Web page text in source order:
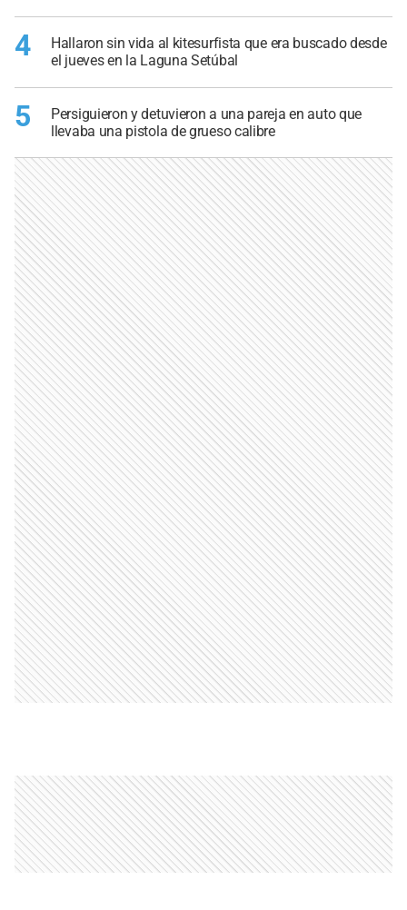
4
Hallaron sin vida al kitesurfista que era buscado desde
el jueves en la Laguna Setúbal
5
Persiguieron y detuvieron a una pareja en auto que
llevaba una pistola de grueso calibre